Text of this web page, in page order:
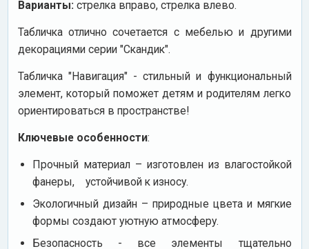
Варианты: стрелка вправо, стрелка влево.
Табличка отлично сочетается с мебелью и другими
декорациями серии "Скандик".
Табличка "Навигация" - стильный и функциональный
элемент, который поможет детям и родителям легко
ориентироваться в пространстве!
Ключевые особенности:
Прочный материал – изготовлен из влагостойкой
фанеры, устойчивой к износу.
Экологичный дизайн – природные цвета и мягкие
формы создают уютную атмосферу.
Безопасность - все элементы тщательно